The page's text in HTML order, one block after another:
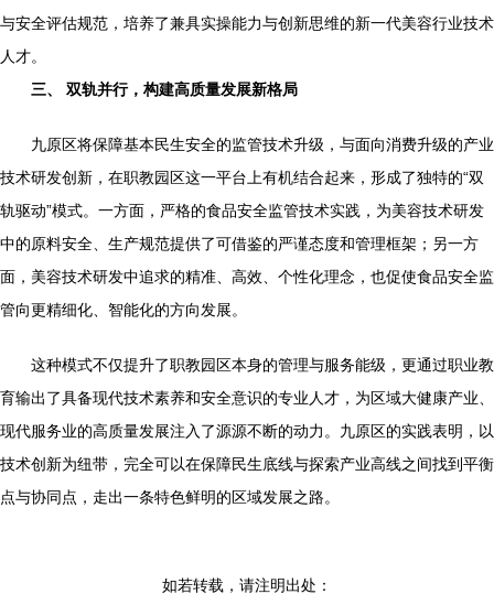
与安全评估规范，培养了兼具实操能力与创新思维的新一代美容行业技术
人才。
三、 双轨并行，构建高质量发展新格局
九原区将保障基本民生安全的监管技术升级，与面向消费升级的产业
技术研发创新，在职教园区这一平台上有机结合起来，形成了独特的“双
轨驱动”模式。一方面，严格的食品安全监管技术实践，为美容技术研发
中的原料安全、生产规范提供了可借鉴的严谨态度和管理框架；另一方
面，美容技术研发中追求的精准、高效、个性化理念，也促使食品安全监
管向更精细化、智能化的方向发展。
这种模式不仅提升了职教园区本身的管理与服务能级，更通过职业教
育输出了具备现代技术素养和安全意识的专业人才，为区域大健康产业、
现代服务业的高质量发展注入了源源不断的动力。九原区的实践表明，以
技术创新为纽带，完全可以在保障民生底线与探索产业高线之间找到平衡
点与协同点，走出一条特色鲜明的区域发展之路。
如若转载，请注明出处：